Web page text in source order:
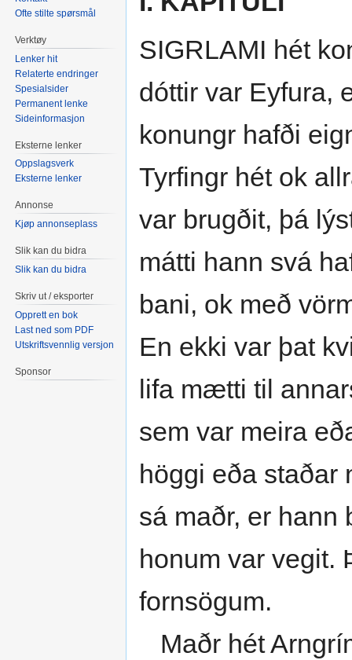
SIGRLAMI hét
dóttir var Eyfura,
konungr hafði
Tyrfingr hét ok
var brugðit, þá
mátti hann svá
bani, ok með
En ekki var þat
lifa mætti til
sem var meira
höggi eða staðar
sá maðr, er hann
honum var
fornsögum.
Maðr hét
Ofte stilte spørsmål
Verktøy
Lenker hit
Relaterte endringer
Spesialsider
Permanent lenke
Sideinformasjon
Eksterne lenker
Oppslagsverk
Eksterne lenker
Annonse
Kjøp annonseplass
Slik kan du bidra
Slik kan du bidra
Skriv ut / eksporter
Opprett en bok
Last ned som PDF
Utskriftsvennlig versjon
Sponsor